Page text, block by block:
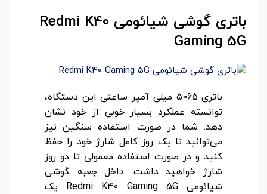
باتری گوشی شیائومی Redmi K40
Gaming 5G
باتری 5065 میلی آمپر ساعتی این دستگاه،
توانسته عملکرد بسیار خوبی از خود نشان
دهد. شما در صورت استفاده سنگین نیز
می‌توانید تا یک روز کامل شارژ خود را حفظ
کنید و در صورت استفاده معمولی تا دو روز
شارژ خواهید داشت. داخل جعبه گوشی
شیائومی Redmi K40 Gaming 5G یک